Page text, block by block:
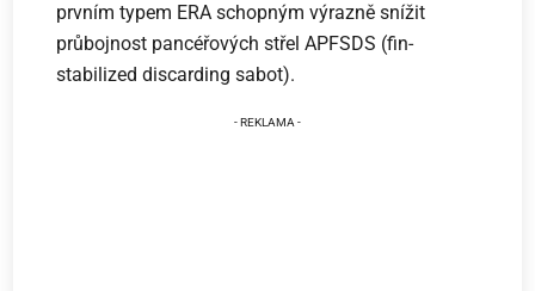
prvním typem ERA schopným výrazně snížit
průbojnost pancéřových střel APFSDS (fin-
stabilized discarding sabot).